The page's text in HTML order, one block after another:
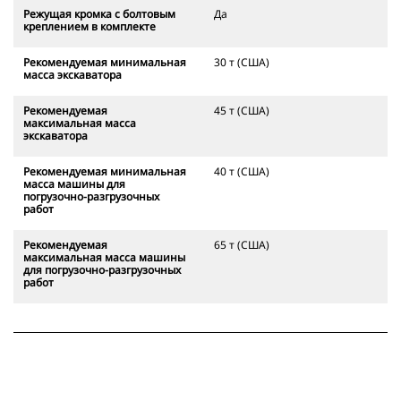
Режущая кромка с болтовым
креплением в комплекте
Да
Рекомендуемая минимальная
масса экскаватора
30 т (США)
Рекомендуемая
максимальная масса
экскаватора
45 т (США)
Рекомендуемая минимальная
масса машины для
погрузочно-разгрузочных
работ
40 т (США)
Рекомендуемая
максимальная масса машины
для погрузочно-разгрузочных
работ
65 т (США)